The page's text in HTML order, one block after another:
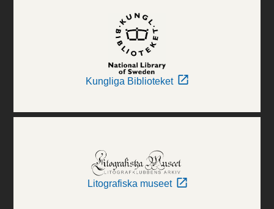
Kungliga Biblioteket
Litografiska museet